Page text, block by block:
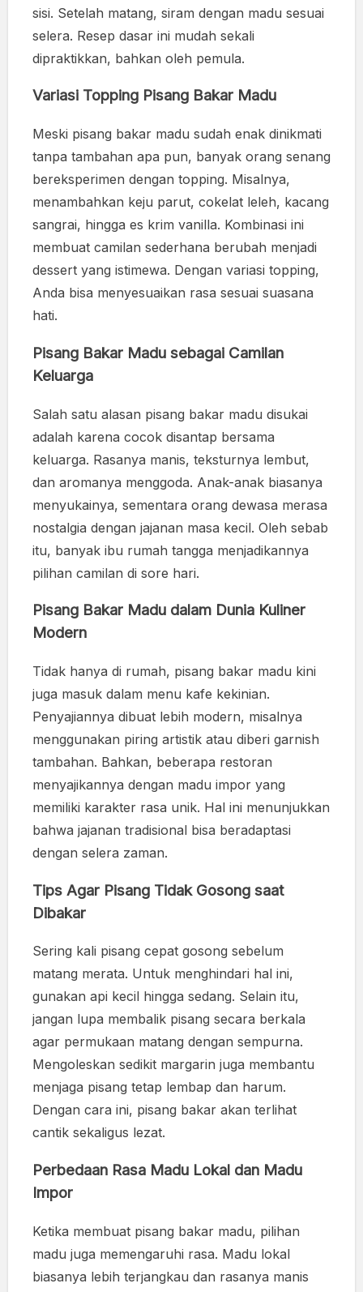
sisi. Setelah matang, siram dengan madu sesuai
selera. Resep dasar ini mudah sekali
dipraktikkan, bahkan oleh pemula.
Variasi Topping Pisang Bakar Madu
Meski pisang bakar madu sudah enak dinikmati
tanpa tambahan apa pun, banyak orang senang
bereksperimen dengan topping. Misalnya,
menambahkan keju parut, cokelat leleh, kacang
sangrai, hingga es krim vanilla. Kombinasi ini
membuat camilan sederhana berubah menjadi
dessert yang istimewa. Dengan variasi topping,
Anda bisa menyesuaikan rasa sesuai suasana
hati.
Pisang Bakar Madu sebagai Camilan
Keluarga
Salah satu alasan pisang bakar madu disukai
adalah karena cocok disantap bersama
keluarga. Rasanya manis, teksturnya lembut,
dan aromanya menggoda. Anak-anak biasanya
menyukainya, sementara orang dewasa merasa
nostalgia dengan jajanan masa kecil. Oleh sebab
itu, banyak ibu rumah tangga menjadikannya
pilihan camilan di sore hari.
Pisang Bakar Madu dalam Dunia Kuliner
Modern
Tidak hanya di rumah, pisang bakar madu kini
juga masuk dalam menu kafe kekinian.
Penyajiannya dibuat lebih modern, misalnya
menggunakan piring artistik atau diberi garnish
tambahan. Bahkan, beberapa restoran
menyajikannya dengan madu impor yang
memiliki karakter rasa unik. Hal ini menunjukkan
bahwa jajanan tradisional bisa beradaptasi
dengan selera zaman.
Tips Agar Pisang Tidak Gosong saat
Dibakar
Sering kali pisang cepat gosong sebelum
matang merata. Untuk menghindari hal ini,
gunakan api kecil hingga sedang. Selain itu,
jangan lupa membalik pisang secara berkala
agar permukaan matang dengan sempurna.
Mengoleskan sedikit margarin juga membantu
menjaga pisang tetap lembap dan harum.
Dengan cara ini, pisang bakar akan terlihat
cantik sekaligus lezat.
Perbedaan Rasa Madu Lokal dan Madu
Impor
Ketika membuat pisang bakar madu, pilihan
madu juga memengaruhi rasa. Madu lokal
biasanya lebih terjangkau dan rasanya manis